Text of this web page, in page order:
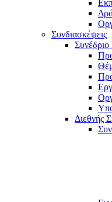
Συνδιασκέψεις
Συνέδριο
Διεθνής